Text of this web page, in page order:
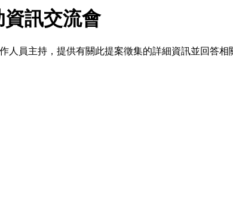
資訊交流會
人員主持，提供有關此提案徵集的詳細資訊並回答相